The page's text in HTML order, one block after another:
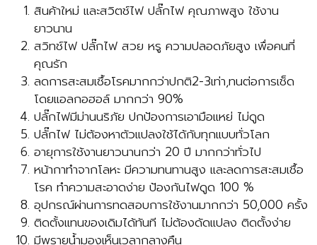
สินค้าใหม่ และสวิตช์ไฟ ปลั๊กไฟ คุณภาพสูง ใช้งาน
ยาวนาน
สวิทช์ไฟ ปลั๊กไฟ สวย หรู ความปลอดภัยสูง เพื่อคนที่
คุณรัก
ลดการสะสมเชื้อโรคมากกว่าปกติ2-3เท่า,ทนต่อการเช็ด
โดยแอลกอฮอล์ มากกว่า 90%
ปลั๊กไฟมีม่านนริภัย ปกป้องการเอามือแหย่ ไม่ดูด
ปลั๊กไฟ ไม่ต้องหาตัวแปลงใช้ได้กับทุกแบบทั่วโลก
อายุการใช้งานยาวนานกว่า 20 ปี มากกว่าทั่วไป
หน้ากาทำจากโลหะ มีความทนทานสูง และลดการสะสมเชื้อ
โรค ทำความสะอาดง่าย ป้องกันไฟดูด 100 %
อุปกรณ์ผ่านการทดสอบการใช้งานมากกว่า 50,000 ครั้ง
ติดตั้งแทนของเดิมได้ทันที ไม่ต้องดัดแปลง ติดตั้งง่าย
มีพรายน้ำมองเห็นเวลากลางคืน